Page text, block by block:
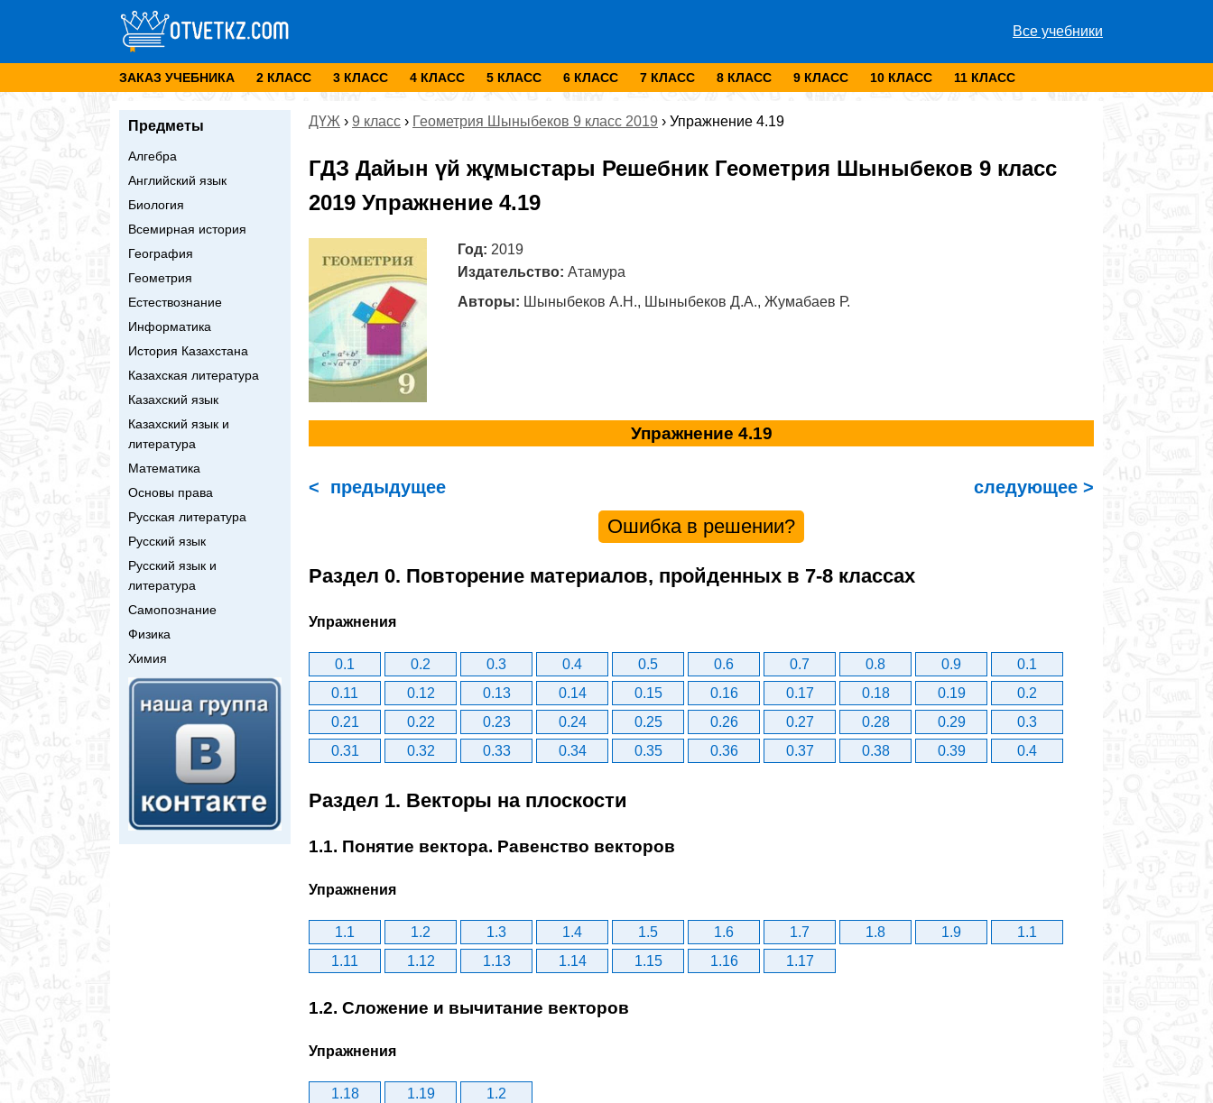
Все учебники
ЗАКАЗ УЧЕБНИКА 2 КЛАСС 3 КЛАСС 4 КЛАСС 5 КЛАСС 6 КЛАСС 7 КЛАСС 8 КЛАСС 9 КЛАСС 10 КЛАСС 11 КЛАСС
Предметы
Алгебра
Английский язык
Биология
Всемирная история
География
Геометрия
Естествознание
Информатика
История Казахстана
Казахская литература
Казахский язык
Казахский язык и
литература
Математика
Основы права
Русская литература
Русский язык
Русский язык и
литература
Самопознание
Физика
Химия
ДҮЖ › 9 класс › Геометрия Шыныбеков 9 класс 2019 › Упражнение 4.19
ГДЗ Дайын үй жұмыстары Решебник Геометрия Шыныбеков 9 класс
2019 Упражнение 4.19
Год: 2019
Издательство: Атамура
Авторы: Шыныбеков А.Н., Шыныбеков Д.А., Жумабаев Р.
Упражнение 4.19
< предыдущее следующее >
Ошибка в решении?
Раздел 0. Повторение материалов, пройденных в 7-8 классах
Упражнения
0.1 0.2 0.3 0.4 0.5 0.6 0.7 0.8 0.9
0.1
0.11
0.12 0.13 0.14 0.15 0.16 0.17 0.18 0.19
0.2
0.21
0.22 0.23 0.24 0.25 0.26 0.27 0.28 0.29
0.3
0.31
0.32 0.33 0.34 0.35 0.36 0.37 0.38 0.39 0.4
Раздел 1. Векторы на плоскости
1.1. Понятие вектора. Равенство векторов
Упражнения
1.1 1.2 1.3 1.4 1.5 1.6 1.7 1.8 1.9
1.1
1.11
1.12 1.13 1.14 1.15 1.16 1.17
1.2. Сложение и вычитание векторов
Упражнения
1.18 1.19 1.2